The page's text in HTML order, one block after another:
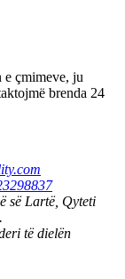
e çmimeve, ju
brenda 24
së Lartë, Qyteti
të dielën